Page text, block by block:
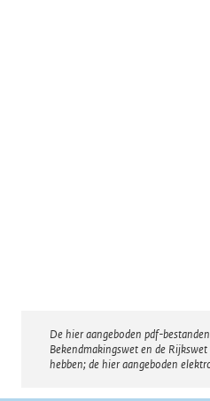
Disclaimer
De hier aangeboden pdf-
Bekendmakingswet en de
hebben; de hier aangeboden